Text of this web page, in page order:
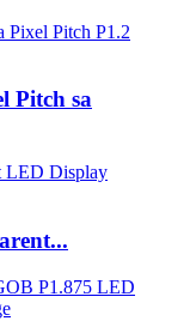
Pitch sa